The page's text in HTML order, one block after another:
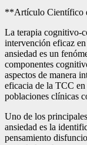
**Artículo Científico
La terapia cognitivo-
intervención eficaz
ansiedad es un
componentes
aspectos de manera
eficacia de la TCC en
poblaciones clínicas
Uno de los
ansiedad es la
pensamiento